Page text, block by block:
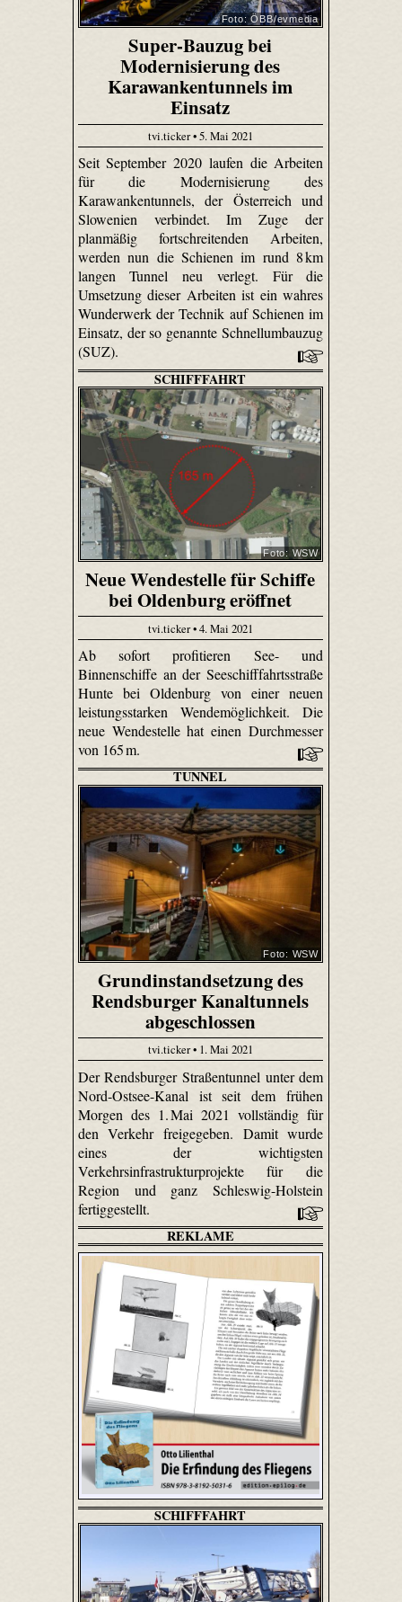
Foto: ÖBB/evmedia
Super-Bauzug bei
Modernisierung des
Karawankentunnels im
Einsatz
tvi.ticker • 5. Mai 2021
Seit September 2020 laufen die Arbeiten
für die Modernisierung des
Karawankentunnels, der Österreich und
Slowenien verbindet. Im Zuge der
planmäßig fortschreitenden Arbeiten,
werden nun die Schienen im rund 8 km
langen Tunnel neu verlegt. Für die
Umsetzung dieser Arbeiten ist ein wahres
Wunderwerk der Technik auf Schienen im
Einsatz, der so genannte Schnellumbauzug
(SUZ).
SCHIFFFAHRT
Foto: WSW
Neue Wendestelle für Schiffe
bei Oldenburg eröffnet
tvi.ticker • 4. Mai 2021
Ab sofort profitieren See- und
Binnenschiffe an der Seeschifffahrtsstraße
Hunte bei Oldenburg von einer neuen
leistungsstarken Wendemöglichkeit. Die
neue Wendestelle hat einen Durchmesser
von 165 m.
TUNNEL
Foto: WSW
Grundinstandsetzung des
Rendsburger Kanaltunnels
abgeschlossen
tvi.ticker • 1. Mai 2021
Der Rendsburger Straßentunnel unter dem
Nord-Ostsee-Kanal ist seit dem frühen
Morgen des 1. Mai 2021 vollständig für
den Verkehr freigegeben. Damit wurde
eines der wichtigsten
Verkehrsinfrastrukturprojekte für die
Region und ganz Schleswig-Holstein
fertiggestellt.
REKLAME
SCHIFFFAHRT